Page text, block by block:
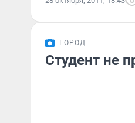
ГОРОД
Студент не